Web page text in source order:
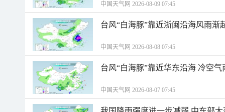
中国天气网 2026-08-09 07:45
台风“白海豚”靠近浙闽沿海风雨渐
中国天气网 2026-08-08 07:45
台风“白海豚”靠近华东沿海 冷空
中国天气网 2026-08-07 07:45